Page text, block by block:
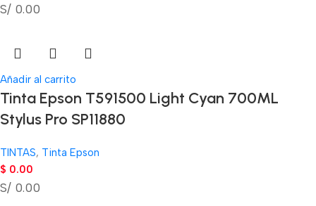
S/ 0.00
Añadir al carrito
Tinta Epson T591500 Light Cyan 700ML
Stylus Pro SP11880
TINTAS, Tinta Epson
$ 0.00
S/ 0.00